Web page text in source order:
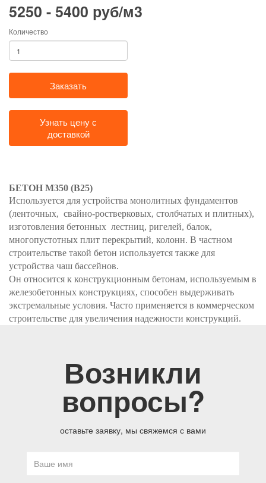
5250 - 5400 руб/м3
Количество
Заказать
Узнать цену с
доставкой
БЕТОН М350 (В25)
Используется для устройства монолитных фундаментов
(ленточных, свайно-ростверковых, столбчатых и плитных),
изготовления бетонных лестниц, ригелей, балок,
многопустотных плит перекрытий, колонн. В частном
строительстве такой бетон используется также для
устройства чаш бассейнов.
Он относится к конструкционным бетонам, используемым в
железобетонных конструкциях, способен выдерживать
экстремальные условия. Часто применяется в коммерческом
строительстве для увеличения надежности конструкций.
Возникли
вопросы?
оставьте заявку, мы свяжемся с вами